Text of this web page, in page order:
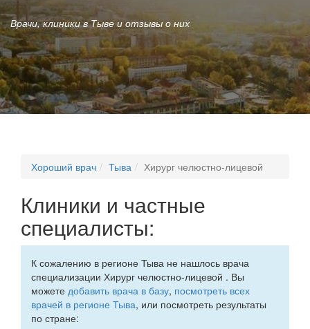
Врачи, клиники в Тыве и отзывы о них
Хороший врач Тыва Хирург челюстно-лицевой
Клиники и частные
специалисты:
К сожалению в регионе Тыва не нашлось врача
специализации Хирург челюстно-лицевой . Вы
можете добавить врача в базу, посмотреть всех
врачей в регионе Тыва, или посмотреть результаты
по стране: